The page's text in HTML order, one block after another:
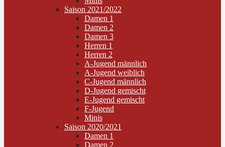
Saison 2021/2022
Damen 1
Damen 2
Damen 3
Herren 1
Herren 2
A-Jugend männlich
A-Jugend weiblich
C-Jugend männlich
D-Jugend gemischt
E-Jugend gemischt
F-Jugend
Minis
Saison 2020/2021
Damen 1
Damen 2